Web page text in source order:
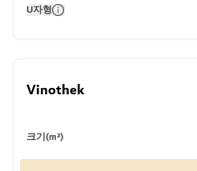
U자형
Vinothek
크기(m²)